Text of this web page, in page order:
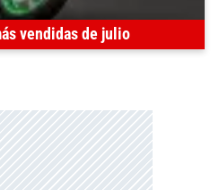
vendidas de julio